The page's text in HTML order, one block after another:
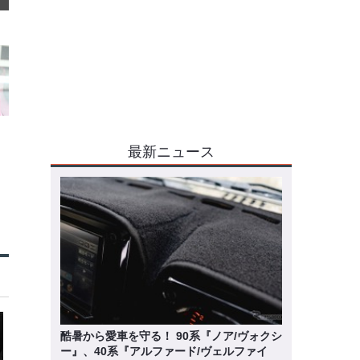
最新ニュース
酷暑から愛車を守る！ 90系『ノア/ヴォクシ
ー』、40系『アルファード/ヴェルファイ